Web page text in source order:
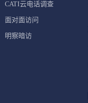
CATI云电话调查
面对面访问
明察暗访